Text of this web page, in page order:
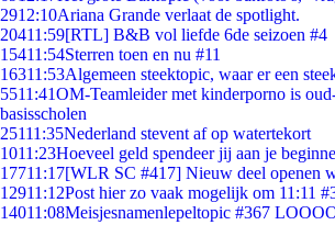
2912:10Ariana Grande verlaat de spotlight.
20411:59[RTL] B&B vol liefde 6de seizoen #4
15411:54Sterren toen en nu #11
16311:53Algemeen steektopic, waar er een
5511:41OM-Teamleider met kinderporno is
basisscholen
25111:35Nederland stevent af op watertekort
1011:23Hoeveel geld spendeer jij aan je
17711:17[WLR SC #417] Nieuw deel openen
12911:12Post hier zo vaak mogelijk om 11:11
14011:08Meisjesnamenlepeltopic #367